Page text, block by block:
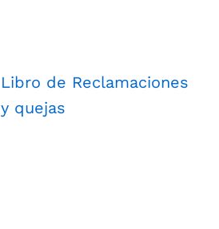
Libro de Reclamaciones
y quejas